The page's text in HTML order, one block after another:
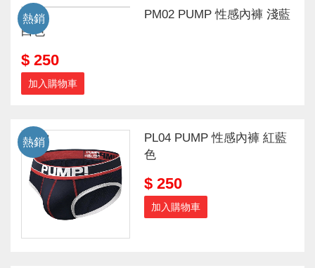
PM02 PUMP 性感內褲 淺藍
白色
$ 250
加入購物車
熱銷
PL04 PUMP 性感內褲 紅藍
色
$ 250
加入購物車
熱銷